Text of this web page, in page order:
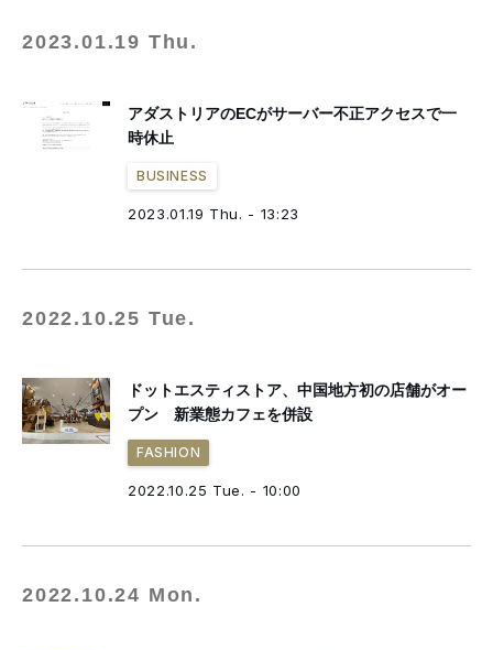
2023.01.19 Thu.
アダストリアのECがサーバー不正アクセスで一
時休止
BUSINESS
2023.01.19 Thu. - 13:23
2022.10.25 Tue.
ドットエスティストア、中国地方初の店舗がオー
プン 新業態カフェを併設
FASHION
2022.10.25 Tue. - 10:00
2022.10.24 Mon.